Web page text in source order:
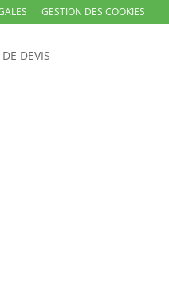
GESTION DES COOKIES
DEVIS